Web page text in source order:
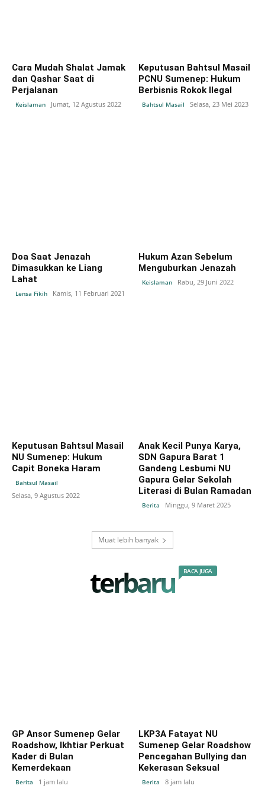
Cara Mudah Shalat Jamak
dan Qashar Saat di
Perjalanan
Keislaman Jumat, 12 Agustus 2022
Keputusan Bahtsul Masail
PCNU Sumenep: Hukum
Berbisnis Rokok Ilegal
Bahtsul Masail Selasa, 23 Mei 2023
Doa Saat Jenazah
Dimasukkan ke Liang
Lahat
Lensa Fikih Kamis, 11 Februari 2021
Hukum Azan Sebelum
Menguburkan Jenazah
Keislaman Rabu, 29 Juni 2022
Keputusan Bahtsul Masail
NU Sumenep: Hukum
Capit Boneka Haram
Bahtsul Masail
Selasa, 9 Agustus 2022
Anak Kecil Punya Karya,
SDN Gapura Barat 1
Gandeng Lesbumi NU
Gapura Gelar Sekolah
Literasi di Bulan Ramadan
Berita Minggu, 9 Maret 2025
Muat lebih banyak
terbaru BACA JUGA
GP Ansor Sumenep Gelar
Roadshow, Ikhtiar Perkuat
Kader di Bulan
Kemerdekaan
Berita 1 jam lalu
LKP3A Fatayat NU
Sumenep Gelar Roadshow
Pencegahan Bullying dan
Kekerasan Seksual
Berita 8 jam lalu